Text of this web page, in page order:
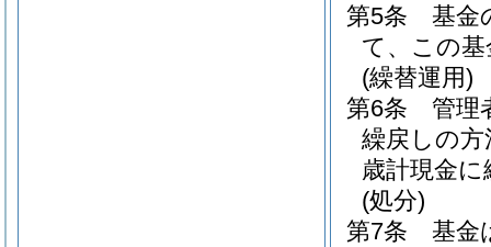
第5条
基金
て、この
(繰替運用)
第6条
管理
繰戻しの
歳計現金
(処分)
第7条
基金